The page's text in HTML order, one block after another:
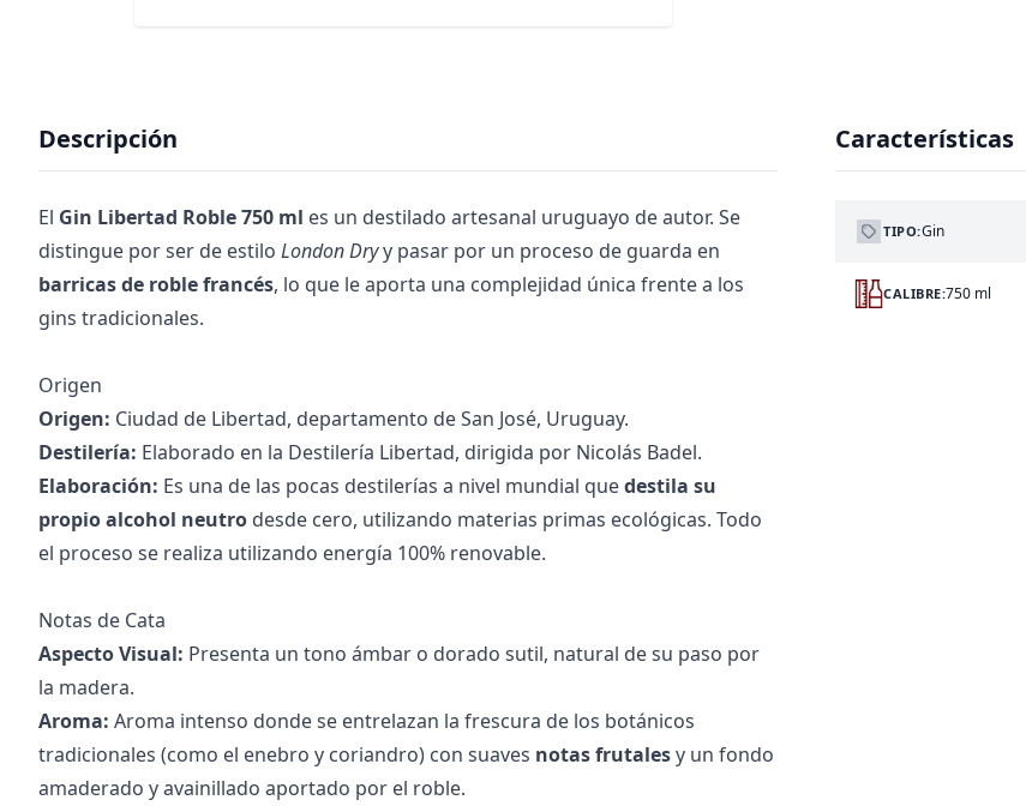
Descripción
El Gin Libertad Roble 750 ml es un destilado artesanal uruguayo de autor. Se
distingue por ser de estilo London Dryy pasar por un proceso de guarda en
barricas de roble francés, lo que le aporta una complejidad única frente a los
gins tradicionales.
Origen
Origen: Ciudad de Libertad, departamento de San José, Uruguay.
Destilería: Elaborado en la Destilería Libertad, dirigida por Nicolás Badel.
Elaboración: Es una de las pocas destilerías a nivel mundial quedestila su
propio alcohol neutro desde cero, utilizando materias primas ecológicas. Todo
el proceso se realiza utilizando energía 100% renovable.
Notas de Cata
Aspecto Visual: Presenta un tono ámbar o dorado sutil, natural de su paso por
la madera.
Aroma: Aroma intenso donde se entrelazan la frescura de los botánicos
tradicionales (como el enebro y coriandro) con suaves notas frutalesy un fondo
amaderado y avainillado aportado por el roble.
Características
TIPO:Gin
CALIBRE:750 ml